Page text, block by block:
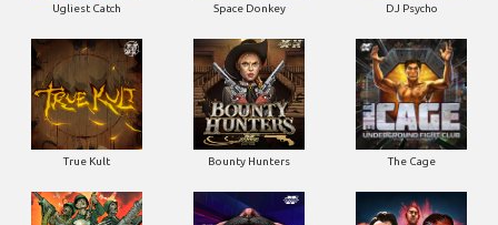
Ugliest Catch Space Donkey DJ Psycho
True Kult Bounty Hunters The Cage